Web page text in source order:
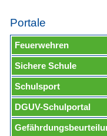
Portale
Feuerwehren
Sichere Schule
Schulsport
DGUV-Schulportal